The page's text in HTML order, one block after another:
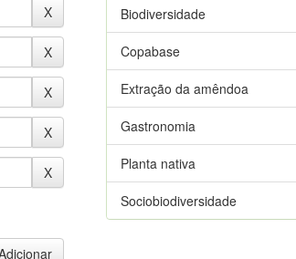
Biodiversidade
Copabase
Extração da amêndoa
Gastronomia
Planta nativa
Sociobiodiversidade